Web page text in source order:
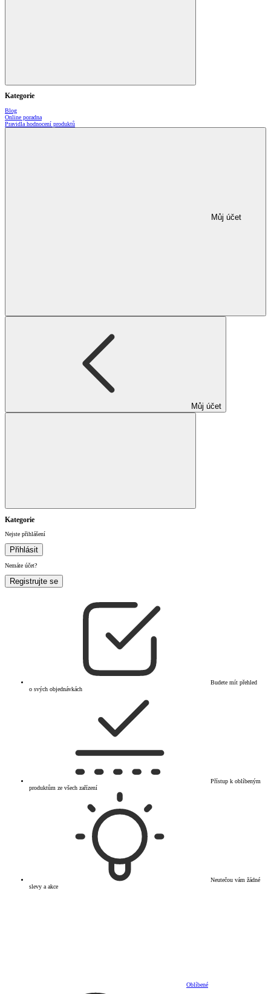
Kategorie
Blog
Online poradna
Pravidla hodnocení produktů
Můj účet
Můj účet
Kategorie
Nejste přihlášení
Přihlásit
Nemáte účet?
Registrujte se
Budete mít přehled
o svých objednávkách
Přístup k oblíbeným
produktům ze všech zařízení
Neutečou vám žádné
slevy a akce
Oblíbené